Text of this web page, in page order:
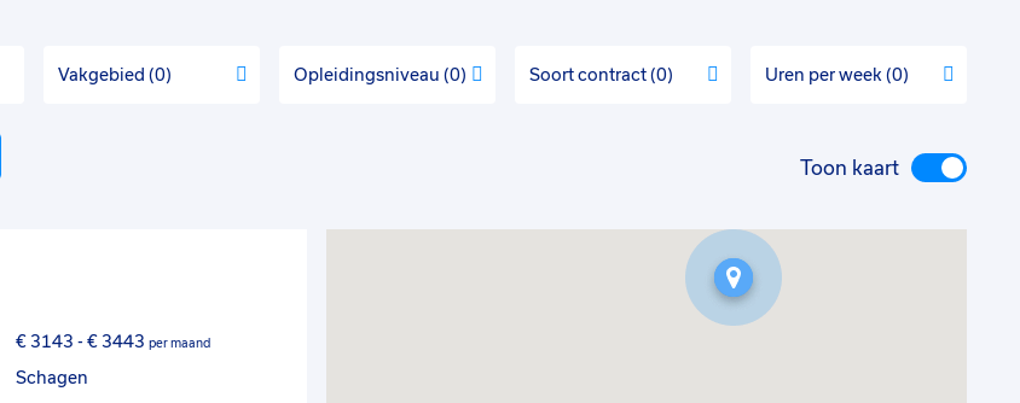
Vakgebied 0 Opleidingsniveau 0 Soort contract 0 Uren per week 0
Toon kaart
€ 3143 - € 3443 per maand
Schagen